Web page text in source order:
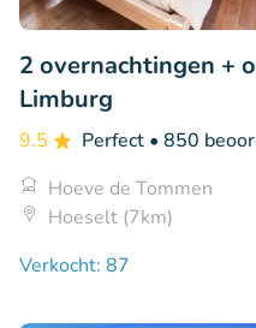
2 overnachtingen +
Limburg
9.5 Perfect • 850
Hoeve de Tommen
Hoeselt (7km)
Verkocht: 87